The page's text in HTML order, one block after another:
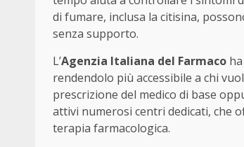
di fumare, inclusa la citisina,
senza supporto.
L’Agenzia Italiana del Farmaco
rendendolo più accessibile a chi
prescrizione del medico di base
attivi numerosi centri dedicati, che
terapia farmacologica.